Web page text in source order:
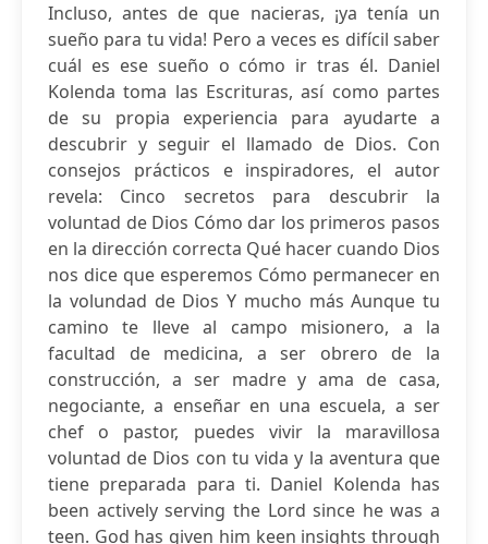
Incluso, antes de que nacieras, ¡ya tenía un
sueño para tu vida! Pero a veces es difícil saber
cuál es ese sueño o cómo ir tras él. Daniel
Kolenda toma las Escrituras, así como partes
de su propia experiencia para ayudarte a
descubrir y seguir el llamado de Dios. Con
consejos prácticos e inspiradores, el autor
revela: Cinco secretos para descubrir la
voluntad de Dios Cómo dar los primeros pasos
en la dirección correcta Qué hacer cuando Dios
nos dice que esperemos Cómo permanecer en
la volundad de Dios Y mucho más Aunque tu
camino te lleve al campo misionero, a la
facultad de medicina, a ser obrero de la
construcción, a ser madre y ama de casa,
negociante, a enseñar en una escuela, a ser
chef o pastor, puedes vivir la maravillosa
voluntad de Dios con tu vida y la aventura que
tiene preparada para ti. Daniel Kolenda has
been actively serving the Lord since he was a
teen. God has given him keen insights through